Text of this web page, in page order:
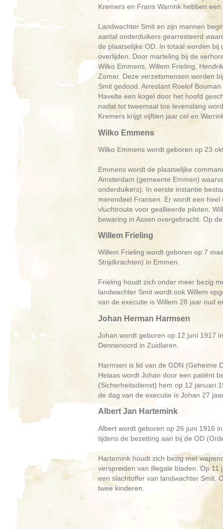
Kremers en Frans Warrink hebben
Landwachter Smit en zijn mannen
aantal onderduikers gearresteerd
de plaatselijke OD. In totaal worden
overlijden. Door marteling bij de
Wilko Emmens, Willem Frieling,
Zomer. Deze verzetsmensen worden
Smit gedood. Arrestant Roelof
Havelte een kogel door het hoofd
nadat tot tweemaal toe levenslang
Kremers krijgt vijftien jaar cel en
Wilko Emmens
Wilko Emmens wordt geboren op 23
Emmens wordt de plaatselijke
Amsterdam (gemeente Emmen)
onderduikers). In eerste instantie
merendeel Fransen. Er wordt een
vluchtroute voor geallieerde piloten.
bewaring in Assen overgebracht. Op
Willem Frieling
Willem Frieling wordt geboren op 7
Strijdkrachten) in Emmen.
Frieling houdt zich onder meer bezig
landwachter Smit wordt ook Willem
van de executie is Willem 28 jaar oud
Johan Herman Harmsen
Johan wordt geboren op 12 juni 1917
Dennenoord in Zuidlaren.
Harmsen is lid van de GDN (Geheime
Helaas wordt Johan door een patiënt
(Sicherheitsdienst) hem op 12 januari
de dag van de executie is Johan 27
Albert Jan Hartemink
Albert wordt geboren op 26 juni 1916
tijdens de bezetting aan bij de OD
Hartemink houdt zich bezig met
verspreiden van illegale bladen. Op
een slachtoffer van landwachter Smit.
twee kinderen.